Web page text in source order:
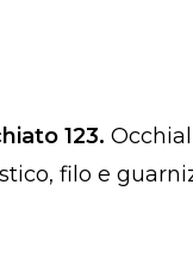
123.
filo e